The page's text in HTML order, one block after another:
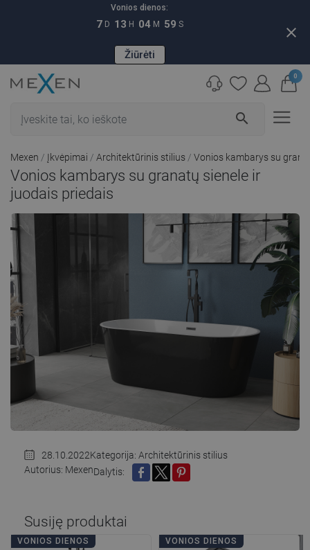
Vonios dienos:
7 D 13 H 04 M 59 S
Žiūrėti
close
search
0
Mexen Įkvėpimai Architektūrinis stilius Vonios kambarys su
Vonios kambarys su granatų sienele ir
juodais priedais
28.10.2022Kategorija: Architektūrinis stilius
Autorius: MexenDalytis:
Susiję produktai
VONIOS DIENOS VONIOS DIENOS